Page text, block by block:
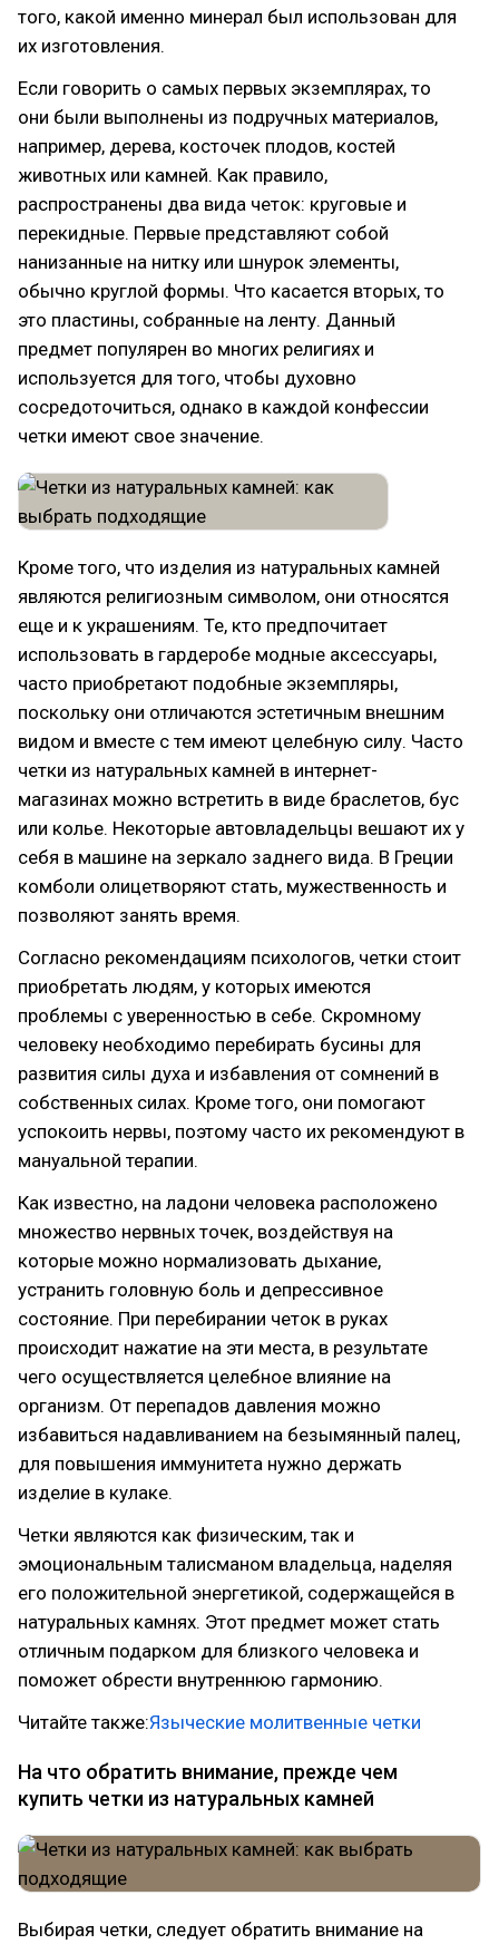
того, какой именно минерал был использован для
их изготовления.
Если говорить о самых первых экземплярах, то
они были выполнены из подручных материалов,
например, дерева, косточек плодов, костей
животных или камней. Как правило,
распространены два вида четок: круговые и
перекидные. Первые представляют собой
нанизанные на нитку или шнурок элементы,
обычно круглой формы. Что касается вторых, то
это пластины, собранные на ленту. Данный
предмет популярен во многих религиях и
используется для того, чтобы духовно
сосредоточиться, однако в каждой конфессии
четки имеют свое значение.
Кроме того, что изделия из натуральных камней
являются религиозным символом, они относятся
еще и к украшениям. Те, кто предпочитает
использовать в гардеробе модные аксессуары,
часто приобретают подобные экземпляры,
поскольку они отличаются эстетичным внешним
видом и вместе с тем имеют целебную силу. Часто
четки из натуральных камней в интернет-
магазинах можно встретить в виде браслетов, бус
или колье. Некоторые автовладельцы вешают их у
себя в машине на зеркало заднего вида. В Греции
комболи олицетворяют стать, мужественность и
позволяют занять время.
Согласно рекомендациям психологов, четки стоит
приобретать людям, у которых имеются
проблемы с уверенностью в себе. Скромному
человеку необходимо перебирать бусины для
развития силы духа и избавления от сомнений в
собственных силах. Кроме того, они помогают
успокоить нервы, поэтому часто их рекомендуют в
мануальной терапии.
Как известно, на ладони человека расположено
множество нервных точек, воздействуя на
которые можно нормализовать дыхание,
устранить головную боль и депрессивное
состояние. При перебирании четок в руках
происходит нажатие на эти места, в результате
чего осуществляется целебное влияние на
организм. От перепадов давления можно
избавиться надавливанием на безымянный палец,
для повышения иммунитета нужно держать
изделие в кулаке.
Четки являются как физическим, так и
эмоциональным талисманом владельца, наделяя
его положительной энергетикой, содержащейся в
натуральных камнях. Этот предмет может стать
отличным подарком для близкого человека и
поможет обрести внутреннюю гармонию.
Читайте также:Языческие молитвенные четки
На что обратить внимание, прежде чем
купить четки из натуральных камней
Выбирая четки, следует обратить внимание на